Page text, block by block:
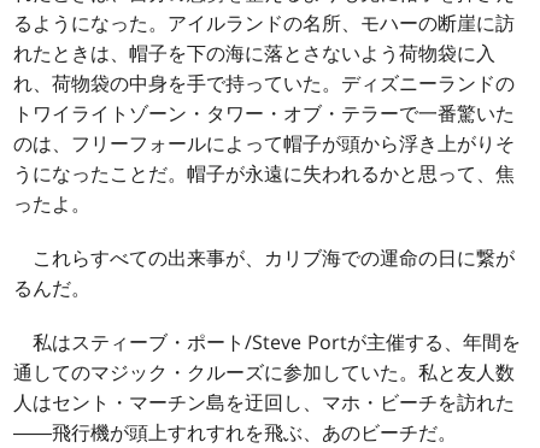
るようになった。アイルランドの名所、モハーの断崖に訪
れたときは、帽子を下の海に落とさないよう荷物袋に入
れ、荷物袋の中身を手で持っていた。ディズニーランドの
トワイライトゾーン・タワー・オブ・テラーで一番驚いた
のは、フリーフォールによって帽子が頭から浮き上がりそ
うになったことだ。帽子が永遠に失われるかと思って、焦
ったよ。
これらすべての出来事が、カリブ海での運命の日に繋が
るんだ。
私はスティーブ・ポート/Steve Portが主催する、年間を
通してのマジック・クルーズに参加していた。私と友人数
人はセント・マーチン島を迂回し、マホ・ビーチを訪れた
――飛行機が頭上すれすれを飛ぶ、あのビーチだ。